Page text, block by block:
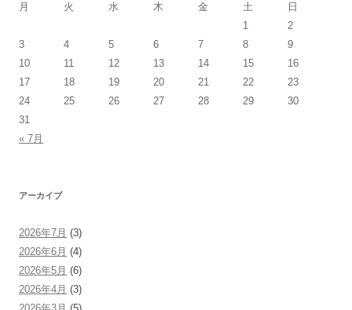
月
火 水 木 金 土
日
1
2
3
4 5 6 7 8
9
10
11 12 13 14 15
16
17
18 19 20 21 22
23
24
25 26 27 28 29
30
31
« 7月
アーカイブ
2026年7月 (3)
2026年6月 (4)
2026年5月 (6)
2026年4月 (3)